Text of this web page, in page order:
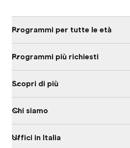
Programmi per tutte le età
Programmi più richiesti
Scopri di più
Chi siamo
Uffici in Italia